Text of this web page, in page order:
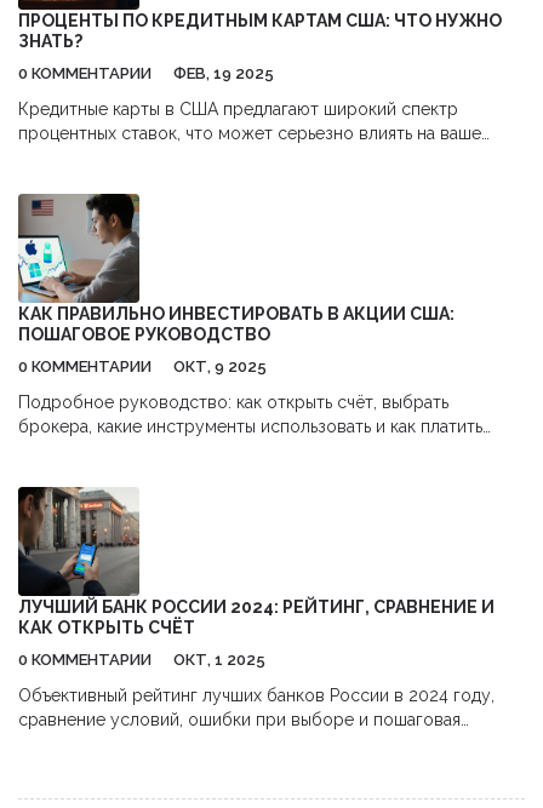
ПРОЦЕНТЫ ПО КРЕДИТНЫМ КАРТАМ США: ЧТО НУЖНО
ЗНАТЬ?
0 КОММЕНТАРИИ ФЕВ, 19 2025
Кредитные карты в США предлагают широкий спектр
процентных ставок, что может серьезно влиять на ваше
о средних процентных ставках, факторах, влияющих на их
увеличение, и как можно минимизировать переплаты. В
статье найдутся полезные советы по управлению
задолженностью и оптимизации кредитного рейтинга.
КАК ПРАВИЛЬНО ИНВЕСТИРОВАТЬ В АКЦИИ США:
ПОШАГОВОЕ РУКОВОДСТВО
0 КОММЕНТАРИИ ОКТ, 9 2025
Подробное руководство: как открыть счёт, выбрать
брокера, какие инструменты использовать и как платить
ЛУЧШИЙ БАНК РОССИИ 2024: РЕЙТИНГ, СРАВНЕНИЕ И
КАК ОТКРЫТЬ СЧЁТ
0 КОММЕНТАРИИ ОКТ, 1 2025
Объективный рейтинг лучших банков России в 2024 году,
сравнение условий, ошибки при выборе и пошаговая